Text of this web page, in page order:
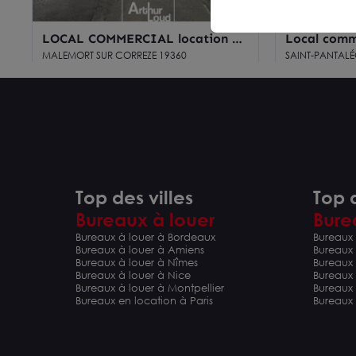
LOCAL COMMERCIAL location à
MALEMORT SUR CORREZE 19360
MALEMORT SUR CORREZE 19360
Local
d'activité
SAINT-
Top des villes
Bureaux à louer
Bureaux à louer à Bordeaux
Bureaux à louer à Amiens
Bureaux à louer à Nîmes
Bureaux à louer à Nice
Bureaux à louer à Montpellier
Bureaux en location à Paris
Top